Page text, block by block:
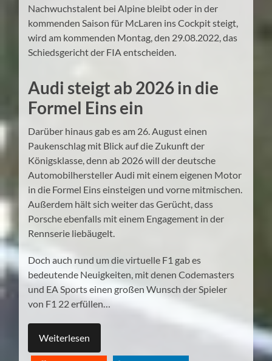
Nachwuchstalent bei Alpine bleibt oder in der
kommenden Saison für McLaren ins Cockpit steigt,
wird am kommenden Montag, den 29.08.2022, das
Schiedsgericht der FIA entscheiden.
Audi steigt ab 2026 in die
Formel Eins ein
Darüber hinaus gab es am 26. August einen
Paukenschlag mit Blick auf die Zukunft der
Königsklasse, denn ab 2026 will der deutsche
Automobilhersteller Audi mit einem eigenen Motor
in die Formel Eins einsteigen und vorne mitmischen.
Außerdem hält sich weiter das Gerücht, dass
Porsche ebenfalls mit einem Engagement in der
Rennserie liebäugelt.
Doch auch rund um die virtuelle F1 gab es
bedeutende Neuigkeiten, mit denen Codemasters
und EA Sports einen großen Wunsch der Spieler
von F1 22 erfüllen…
Weiterlesen